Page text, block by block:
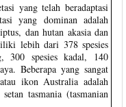
yang telah beradaptasi
yang dominan adalah
dan hutan akasia dan
lebih dari 378 spesies
300 spesies kadal, 140
Beberapa yang sangat
ikon Australia adalah
tasmania (tasmanian